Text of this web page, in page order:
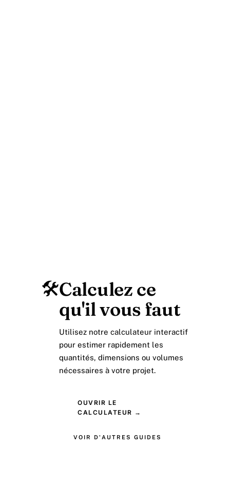
🛠️Calculez ce
qu'il vous faut
Utilisez notre calculateur interactif
pour estimer rapidement les
quantités, dimensions ou volumes
nécessaires à votre projet.
OUVRIR LE
CALCULATEUR →
VOIR D'AUTRES GUIDES